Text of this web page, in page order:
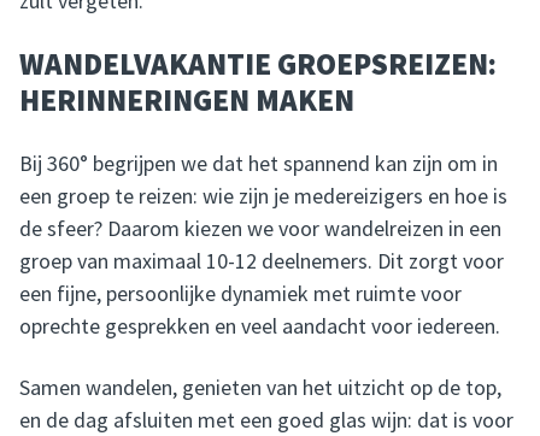
WANDELVAKANTIE GROEPSREIZEN:
HERINNERINGEN MAKEN
Bij 360° begrijpen we dat het spannend kan zijn om in
een groep te reizen: wie zijn je medereizigers en hoe is
de sfeer? Daarom kiezen we voor wandelreizen in een
groep van maximaal 10-12 deelnemers. Dit zorgt voor
een fijne, persoonlijke dynamiek met ruimte voor
oprechte gesprekken en veel aandacht voor iedereen.
Samen wandelen, genieten van het uitzicht op de top,
en de dag afsluiten met een goed glas wijn: dat is voor